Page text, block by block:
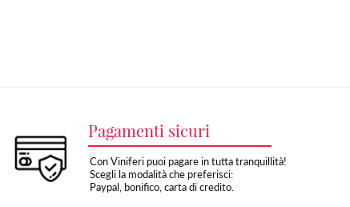
Pagamenti sicuri
Con Viniferi puoi pagare in tutta tranquillità!
Scegli la modalità che preferisci:
Paypal, bonifico, carta di credito.